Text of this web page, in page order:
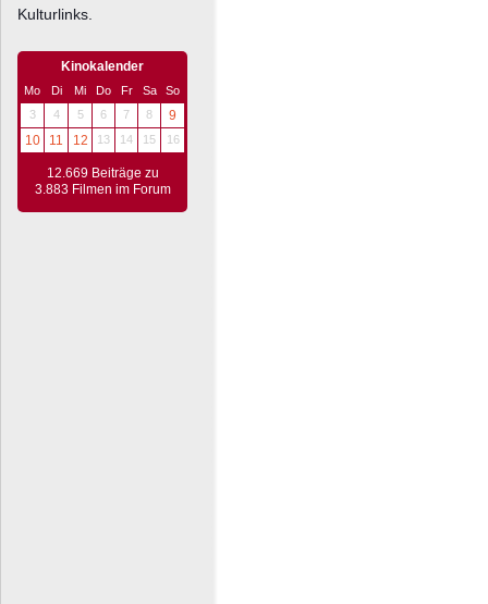
Kulturlinks.
Kinokalender
Mo Di Mi Do Fr Sa
So
3
4 5 6 7 8
9
10
11 12 13 14 15 16
12.669 Beiträge zu
3.883 Filmen im Forum